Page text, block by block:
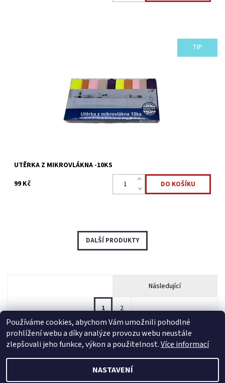
TIP
vláken lze odstranit...
Skladem >5 ks
2382
UTĚRKA Z MIKROVLÁKNA -10KS
99 Kč
DALŠÍ PRODUKTY
Následující
1 2
Používáme cookies, abychom Vám umožnili pohodlné
prohlížení webu a díky analýze provozu webu neustále
zlepšovali jeho funkce, výkon a použitelnost.Více informací
NASTAVENÍ